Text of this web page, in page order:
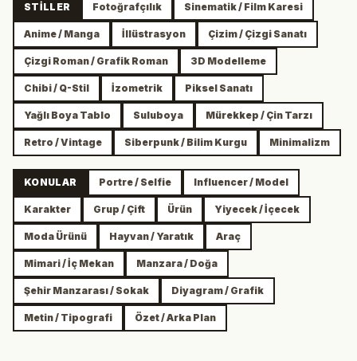
STILLER Fotoğrafçılık Sinematik / Film Karesi
Anime / Manga İllüstrasyon Çizim / Çizgi Sanatı
Çizgi Roman / Grafik Roman 3D Modelleme
Chibi / Q-Stil İzometrik Piksel Sanatı
Yağlı Boya Tablo Suluboya Mürekkep / Çin Tarzı
Retro / Vintage Siberpunk / Bilim Kurgu Minimalizm
KONULAR Portre / Selfie Influencer / Model
Karakter Grup / Çift Ürün Yiyecek / İçecek
Moda Ürünü Hayvan / Yaratık Araç
Mimari / İç Mekan Manzara / Doğa
Şehir Manzarası / Sokak Diyagram / Grafik
Metin / Tipografi Özet / Arka Plan